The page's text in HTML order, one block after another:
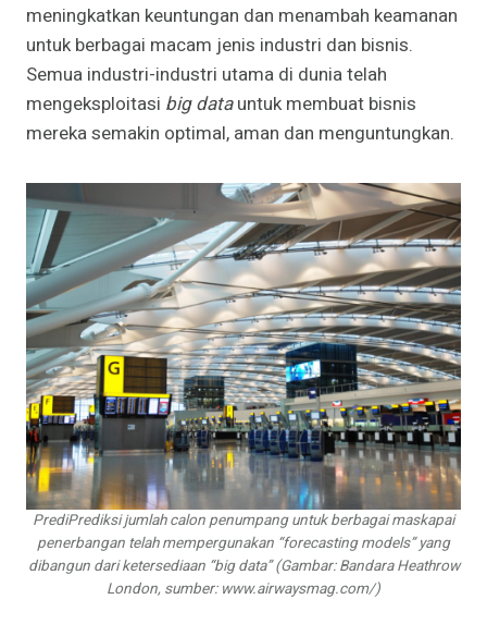
meningkatkan keuntungan dan menambah keamanan
untuk berbagai macam jenis industri dan bisnis.
Semua industri-industri utama di dunia telah
mengeksploitasi big datauntuk membuat bisnis
mereka semakin optimal, aman dan menguntungkan.
PrediPrediksi jumlah calon penumpang untuk berbagai maskapai
penerbangan telah mempergunakan “forecasting models” yang
dibangun dari ketersediaan “big data” (Gambar: Bandara Heathrow
London, sumber: www.airwaysmag.com/)